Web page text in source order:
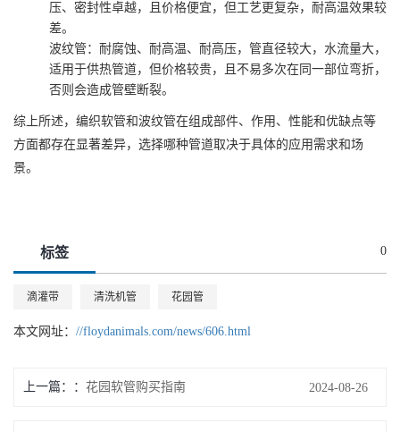
压、密封性卓越，且价格便宜，但工艺更复杂，耐高温效果较
差。
波纹管：耐腐蚀、耐高温、耐高压，管直径较大，水流量大，
适用于供热管道，但价格较贵，且不易多次在同一部位弯折，
否则会造成管壁断裂。
综上所述，编织软管和波纹管在组成部件、作用、性能和优缺点等
方面都存在显著差异，选择哪种管道取决于具体的应用需求和场
景。‌
标签 0
滴灌带 清洗机管 花园管
本文网址： //floydanimals.com/news/606.html
上一篇： 花园软管购买指南 2024-08-26